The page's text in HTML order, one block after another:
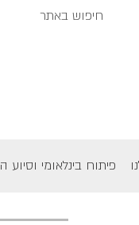
פיתוח בינלאומי וסיוע